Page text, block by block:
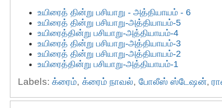
உயிரைத் தின்று பசியாறு - அத்தியாயம் - 6
உயிரைத் தின்று பசியாறு-அத்தியாயம்-5
உயிரைத்தின்று பசியாறு-அத்தியாயம்-4
உயிரைத் தின்று பசியாறு-அத்தியாயம்-3
உயிரைத் தின்று பசியாறு-அத்தியாயம்-2
உயிரைத்தின்று பசியாறு-அத்தியாயம்-1
Labels: க்ரைம், க்ரைம் நாவல், போலீஸ் ஸ்டேஷன்,